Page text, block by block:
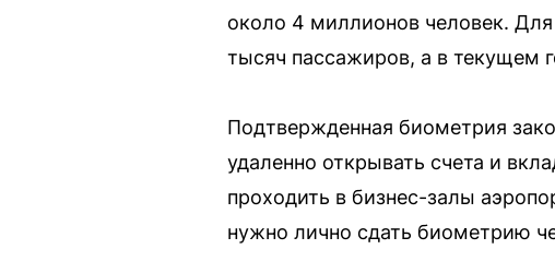
около 4 миллионов человек.
тысяч пассажиров, а в текущем
Подтвержденная биометрия
удаленно открывать счета и
проходить в бизнес-залы
нужно лично сдать биометрию